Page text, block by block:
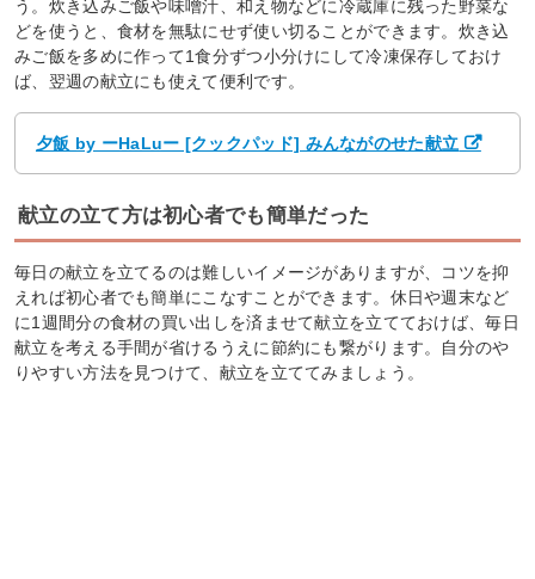
う。炊き込みご飯や味噌汁、和え物などに冷蔵庫に残った野菜な
どを使うと、食材を無駄にせず使い切ることができます。炊き込
みご飯を多めに作って1食分ずつ小分けにして冷凍保存しておけ
ば、翌週の献立にも使えて便利です。
夕飯 by ーHaLuー [クックパッド] みんながのせた献立
献立の立て方は初心者でも簡単だった
毎日の献立を立てるのは難しいイメージがありますが、コツを抑
えれば初心者でも簡単にこなすことができます。休日や週末など
に1週間分の食材の買い出しを済ませて献立を立てておけば、毎日
献立を考える手間が省けるうえに節約にも繋がります。自分のや
りやすい方法を見つけて、献立を立ててみましょう。